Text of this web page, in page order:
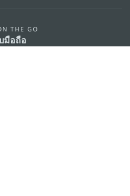
THE GO
มือถือ